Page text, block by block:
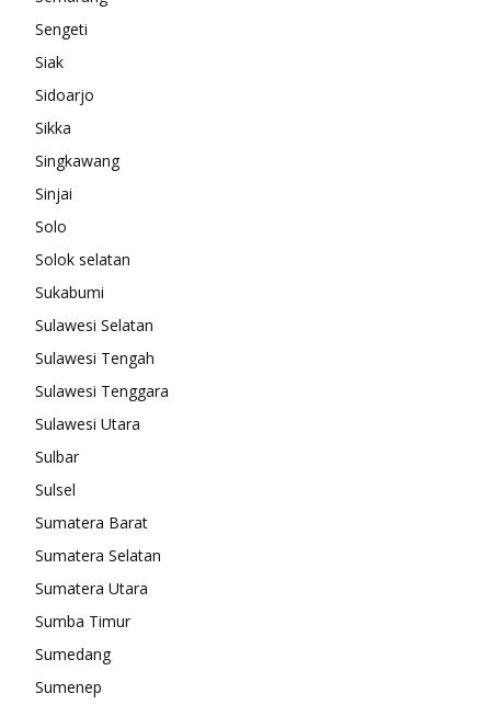
Sengeti
Siak
Sidoarjo
Sikka
Singkawang
Sinjai
Solo
Solok selatan
Sukabumi
Sulawesi Selatan
Sulawesi Tengah
Sulawesi Tenggara
Sulawesi Utara
Sulbar
Sulsel
Sumatera Barat
Sumatera Selatan
Sumatera Utara
Sumba Timur
Sumedang
Sumenep